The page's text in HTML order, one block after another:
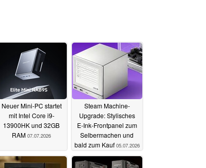
Neuer Mini-PC startet
mit Intel Core i9-
13900HK und 32GB
RAM 07.07.2026
Steam Machine-
Upgrade: Stylisches
E‑Ink‑Frontpanel zum
Selbermachen und
bald zum Kauf 05.07.2026